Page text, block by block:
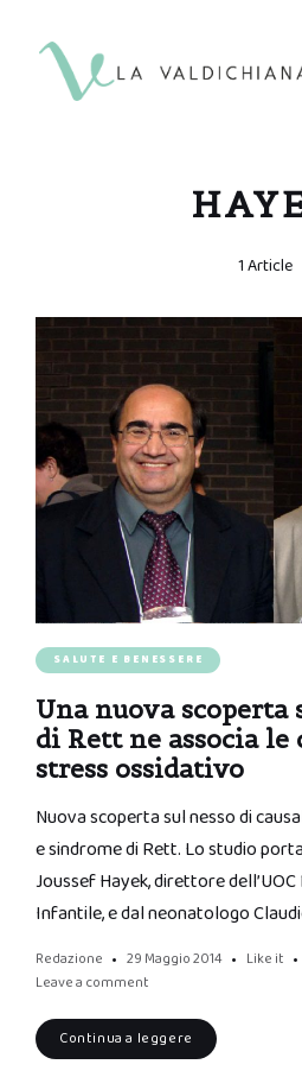
1 Article
SALUTE E BENESSERE
Una nuova scoperta
di Rett ne associa le
stress ossidativo
Nuova scoperta sul nesso di
e sindrome di Rett. Lo studio
Joussef Hayek, direttore
Infantile, e dal neonatologo
Redazione 29 Maggio 2014 Like it
Leave a comment
Continua a leggere